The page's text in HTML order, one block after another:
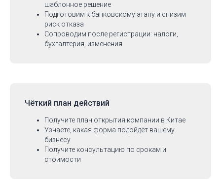
шаблонное решение
Подготовим к банковскому этапу и снизим
риск отказа
Сопроводим после регистрации: налоги,
бухгалтерия, изменения
Чёткий план действий
Получите план открытия компании в Китае
Узнаете, какая форма подойдёт вашему
бизнесу
Получите консультацию по срокам и
стоимости